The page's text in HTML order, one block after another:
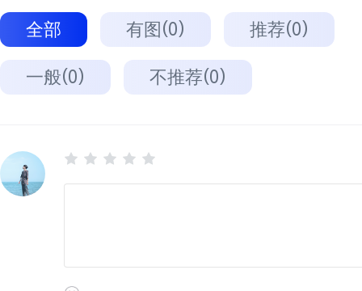
全部 有图(0) 推荐(0)
一般(0) 不推荐(0)